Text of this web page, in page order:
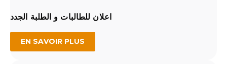
اعلان للطالبات و الطلبة الجدد
EN SAVOIR PLUS